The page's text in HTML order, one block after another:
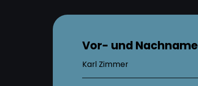
Vor- und Nachname
Karl Zimmer